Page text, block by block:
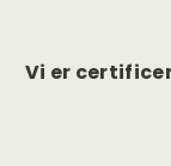
Vi er